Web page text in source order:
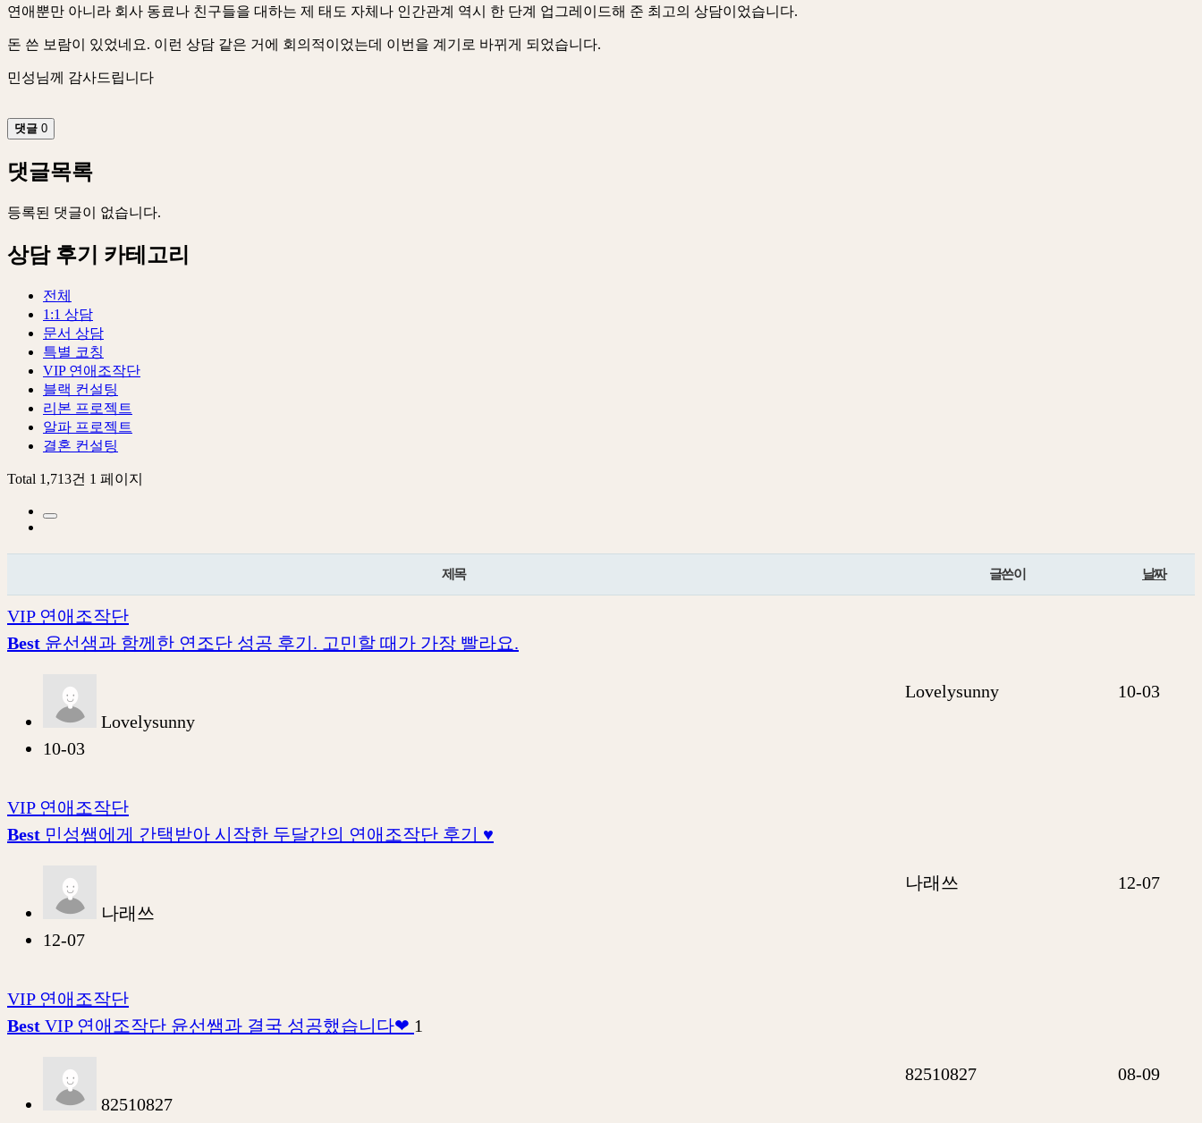
연애뿐만 아니라 회사 동료나 친구들을 대하는 제 태도 자체나 인간관계 역시 한 단계 업그레이드해 준 최고의 상담이었습니다.
돈 쓴 보람이 있었네요. 이런 상담 같은 거에 회의적이었는데 이번을 계기로 바뀌게 되었습니다.
민성님께 감사드립니다
댓글 0
댓글목록
등록된 댓글이 없습니다.
상담 후기 카테고리
전체
1:1 상담
문서 상담
특별 코칭
VIP 연애조작단
블랙 컨설팅
리본 프로젝트
알파 프로젝트
결혼 컨설팅
Total 1,713건 1 페이지
제목 글쓴이 날짜
VIP 연애조작단
Best 윤선샘과 함께한 연조단 성공 후기. 고민할 때가 가장 빨라요.
Lovelysunny
10-03
Lovelysunny 10-03
VIP 연애조작단
Best 민성쌤에게 간택받아 시작한 두달간의 연애조작단 후기 ♥
나래쓰
12-07
나래쓰 12-07
VIP 연애조작단
Best VIP 연애조작단 윤선쌤과 결국 성공했습니다❤ 1
82510827
82510827 08-09